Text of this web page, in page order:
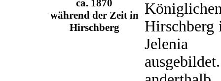
ca. 1870
während der Zeit in
Hirschberg
Hirschberg
Jelenia